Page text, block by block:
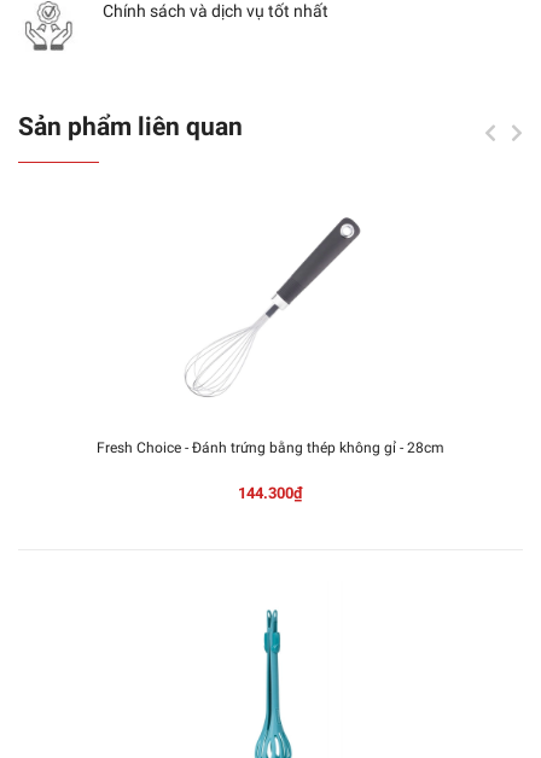
Chính sách và dịch vụ tốt nhất
Sản phẩm liên quan
Fresh Choice - Đánh trứng bằng thép không gỉ - 28cm
144.300₫